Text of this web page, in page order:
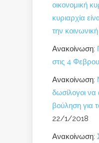
οικονομική
κυριαρχία
την
Ανακοίνωση:
στις 4
Ανακοίνωση:
δωσίλογοι να
βούληση για
22/1/2018
Ανακοίνωση: